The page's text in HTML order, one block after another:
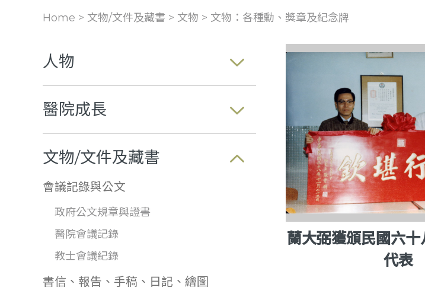
Home > 文物/文件及藏書 > 文物 > 文物：各種勳、獎章及紀念牌
人物
醫院成長
文物/文件及藏書
會議記錄與公文
政府公文規章與證書
醫院會議記錄
教士會議紀錄
書信、報告、手稿、日記、繪圖
蘭大弼獲頒民國六
代表